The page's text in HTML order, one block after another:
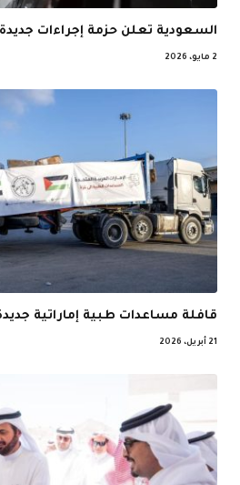
السعودية تعلن حزمة إجراءات
2 مايو، 2026
قافلة مساعدات طبية إماراتية
21 أبريل، 2026